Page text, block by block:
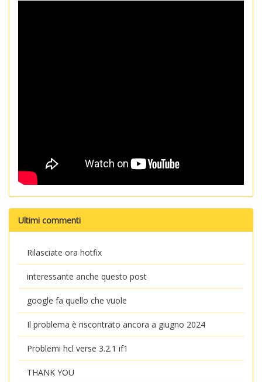
Ultimi commenti
Rilasciate ora hotfix
interessante anche questo post
google fa quello che vuole
Il problema è riscontrato ancora a giugno 2024
Problemi hcl verse 3.2.1 if1
THANK YOU